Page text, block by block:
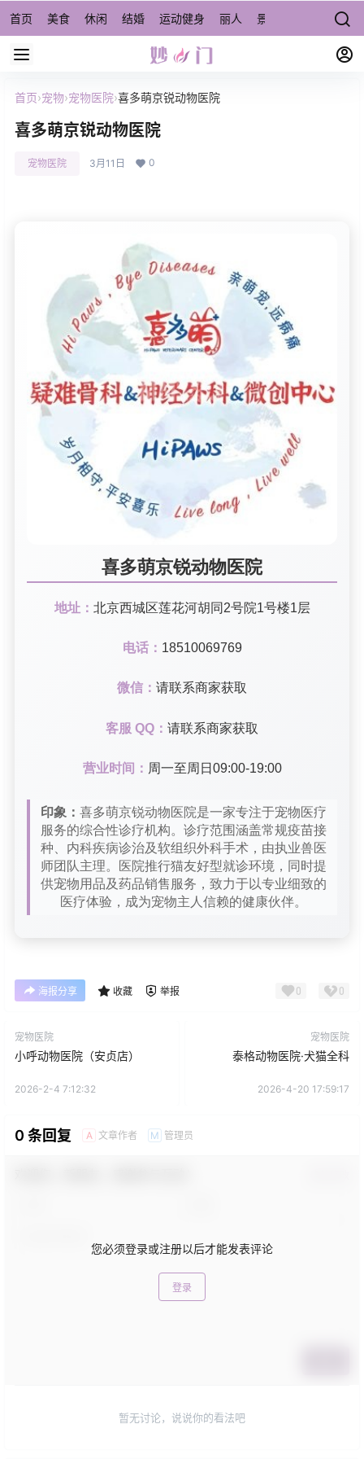
首页 美食 休闲 结婚 运动健身 丽人 景点/周边游 宠物
首页›宠物›宠物医院›喜多萌京锐动物医院
喜多萌京锐动物医院
宠物医院 3月11日 0
喜多萌京锐动物医院
地址： 北京西城区莲花河胡同2号院1号楼1层
电话： 18510069769
微信： 请联系商家获取
客服 QQ： 请联系商家获取
营业时间： 周一至周日09:00-19:00
印象： 喜多萌京锐动物医院是一家专注于宠物医疗
服务的综合性诊疗机构。诊疗范围涵盖常规疫苗接
种、内科疾病诊治及软组织外科手术，由执业兽医
师团队主理。医院推行猫友好型就诊环境，同时提
供宠物用品及药品销售服务，致力于以专业细致的
医疗体验，成为宠物主人信赖的健康伙伴。
海报分享 收藏 举报 0 0
宠物医院
小呼动物医院（安贞店）
2026-2-4 7:12:32
宠物医院
泰格动物医院·犬猫全科
2026-4-20 17:59:17
0 条回复 A 文章作者 M 管理员
您必须登录或注册以后才能发表评论
登录
暂无讨论，说说你的看法吧